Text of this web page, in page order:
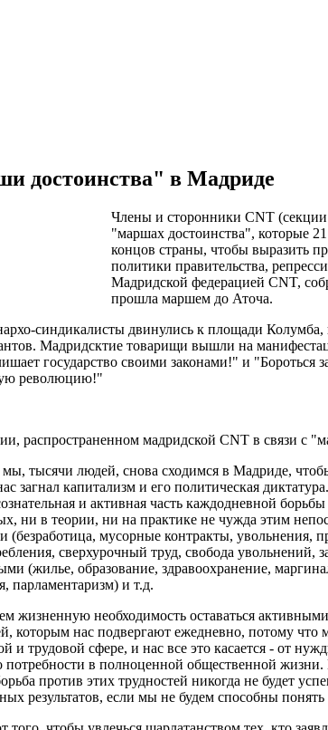
достоинства" в Мадриде
Члены и сторонники CNT
"маршах достоинства", которые
концов страны, чтобы выразить
политики правительства,
Мадридской федерацией CNT,
прошла маршем до Аточа.
синдикалисты двинулись к площади
Мадридсктие товарищи вышли на
государство своими законами!" и "Бороться
революцию!"
распространенном мадридской CNT в связи с
тысячи людей, снова сходимся в Мадриде,
загнал капитализм и его политическая
и активная часть каждодневной
ни в теории, ни на практике не чужда этим
(безработица, мусорные контракты, увольнения,
сверхурочный труд, свобода
(жилье, образование, здравоохранение,
парламентаризм) и т.д.
жизненную необходимость оставаться
которым нас подвергают ежедневно, потому что
и трудовой сфере, и нас все это касается - от
потребности в полноценной общественной
против этих трудностей никогда не будет
результатов, если мы не будем способны